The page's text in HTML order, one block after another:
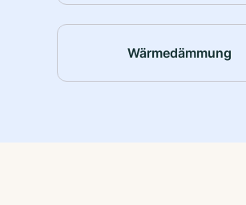
Wärmedämmung